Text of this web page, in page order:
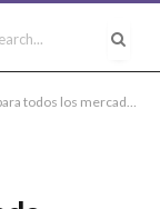
mercados a nivel global